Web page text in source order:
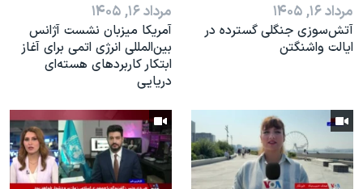
مرداد ۱۶, ۱۴۰۵
آتش‌سوزی جنگلی گسترده در
ایالت واشنگتن
مرداد ۱۶, ۱۴۰۵
آمریکا میزبان نشست آژانس
بین‌المللی انرژی اتمی برای آغاز
ابتکار کاربردهای هسته‌ای
دریایی